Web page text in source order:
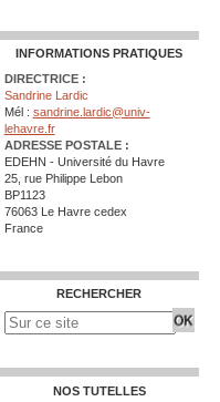
INFORMATIONS PRATIQUES
DIRECTRICE :
Sandrine Lardic
Mél : sandrine.lardic@univ-
lehavre.fr
ADRESSE POSTALE :
EDEHN - Université du Havre
25, rue Philippe Lebon
BP1123
76063 Le Havre cedex
France
RECHERCHER
NOS TUTELLES